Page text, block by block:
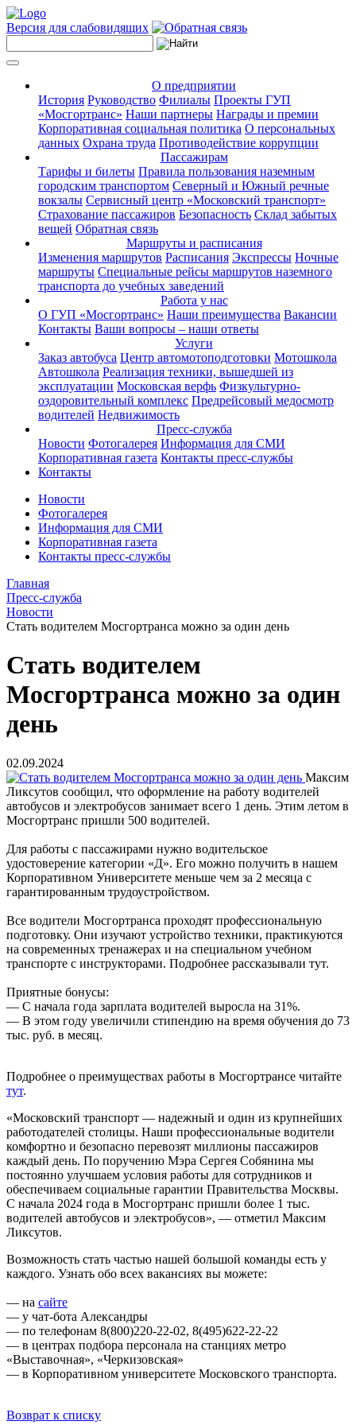
Версия для слабовидящих
О предприятии
История Руководство Филиалы Проекты ГУП
«Мосгортранс» Наши партнеры Награды и премии
Корпоративная социальная политика О персональных
данных Охрана труда Противодействие коррупции
Пассажирам
Тарифы и билеты Правила пользования наземным
городским транспортом Северный и Южный речные
вокзалы Сервисный центр «Московский транспорт»
Страхование пассажиров Безопасность Склад забытых
вещей Обратная связь
Маршруты и расписания
Изменения маршрутов Расписания Экспрессы Ночные
маршруты Специальные рейсы маршрутов наземного
транспорта до учебных заведений
Работа у нас
О ГУП «Мосгортранс» Наши преимущества Вакансии
Контакты Ваши вопросы – наши ответы
Услуги
Заказ автобуса Центр автомотоподготовки Мотошкола
Автошкола Реализация техники, вышедшей из
эксплуатации Московская верфь Физкультурно-
оздоровительный комплекс Предрейсовый медосмотр
водителей Недвижимость
Пресс-служба
Новости Фотогалерея Информация для СМИ
Корпоративная газета Контакты пресс-службы
Контакты
Новости
Фотогалерея
Информация для СМИ
Корпоративная газета
Контакты пресс-службы
Главная
Пресс-служба
Новости
Стать водителем Мосгортранса можно за один день
Стать водителем
Мосгортранса можно за один
день
02.09.2024
Максим
Ликсутов сообщил, что оформление на работу водителей
автобусов и электробусов занимает всего 1 день. Этим летом в
Мосгортранс пришли 500 водителей.
Для работы с пассажирами нужно водительское
удостоверение категории «Д». Его можно получить в нашем
Корпоративном Университете меньше чем за 2 месяца с
гарантированным трудоустройством.
Все водители Мосгортранса проходят профессиональную
подготовку. Они изучают устройство техники, практикуются
на современных тренажерах и на специальном учебном
транспорте с инструкторами. Подробнее рассказывали тут.
Приятные бонусы:
— С начала года зарплата водителей выросла на 31%.
— В этом году увеличили стипендию на время обучения до 73
тыс. руб. в месяц.
Подробнее о преимуществах работы в Мосгортрансе читайте
тут.
«Московский транспорт — надежный и один из крупнейших
работодателей столицы. Наши профессиональные водители
комфортно и безопасно перевозят миллионы пассажиров
каждый день. По поручению Мэра Сергея Собянина мы
постоянно улучшаем условия работы для сотрудников и
обеспечиваем социальные гарантии Правительства Москвы.
С начала 2024 года в Мосгортранс пришли более 1 тыс.
водителей автобусов и электробусов», — отметил Максим
Ликсутов.
Возможность стать частью нашей большой команды есть у
каждого. Узнать обо всех вакансиях вы можете:
— на сайте
— у чат-бота Александры
— по телефонам 8(800)220-22-02, 8(495)622-22-22
— в центрах подбора персонала на станциях метро
«Выставочная», «Черкизовская»
— в Корпоративном университете Московского транспорта.
Возврат к списку